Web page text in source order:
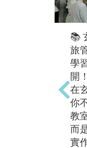
📚
旅
學
開！
在
你
教
而
實